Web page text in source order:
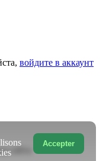
войдите в аккаунт
сайта
Accepter